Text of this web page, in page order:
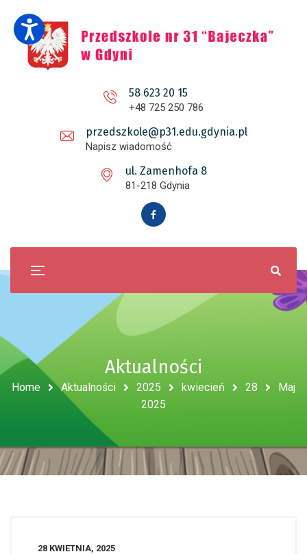
58 623 20 15
+48 725 250 786
przedszkole@p31.edu.gdynia.pl
Napisz wiadomość
ul. Zamenhofa 8
81-218 Gdynia
Aktualności
Home Aktualności 2025 kwiecień 28
Maj
2025
28 KWIETNIA, 2025